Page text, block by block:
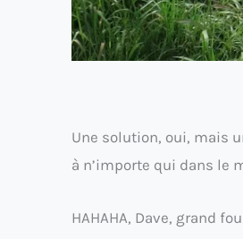
Une solution, oui, mais
à n’importe qui dans le
HAHAHA, Dave, grand